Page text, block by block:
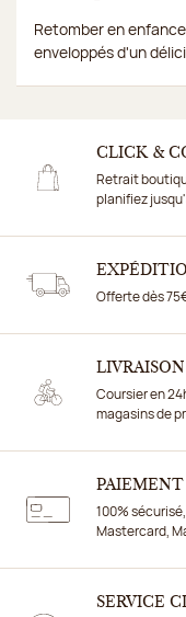
Retomber en
enveloppés d'un
CLICK &
Retrait
planifiez
Offerte dès
Coursier en
magasins de
PAIEMENT
100%
Mastercard,
SERVICE